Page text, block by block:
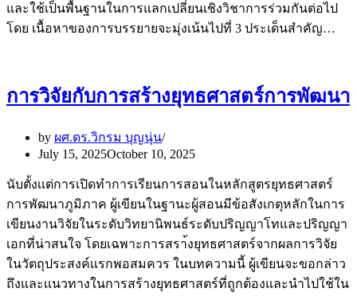
และใช้เป็นพื้นฐานในการแลกเปลี่ยนเชิงวิชาการร่วมกันต่อไป
โดย เนื้อหาของการบรรยายจะมุ่งเน้นไปที่ 3 ประเด็นสำคัญ…
การวิจัยกับการสร้างยุทธศาสตร์การพัฒนา
by ผศ.ดร.วิกรม บุญนุ่น
July 15, 2025October 10, 2025
นับตั้งเเต่การเปิดทำการเรียนการสอนในหลักสูตรยุทธศาสตร์
การพัฒนาภูมิภาค ผู้เขียนในฐานะผู้สอนมีข้อสังเกตุหลักในการ
เขียนงานวิจัยในระดับวิทยานิพนธ์ระดับปริญญาโทและปริญญา
เอกที่น่าสนใจ โดยเฉพาะการสรา้งยุทธศาสตร์จากผลการวิจัย
ในวัตถุประสงค์เเรกพอสมควร ในบทความนี้ ผู้เขียนจะขอกล่าว
ถึงและเเนวทางในการสร้างยุทธศาสตร์ที่ถูกต้องและนำไปใช้ใน